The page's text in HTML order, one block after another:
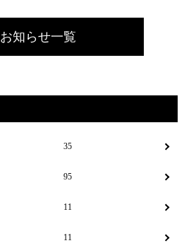
お知らせ一覧
35
95
11
11